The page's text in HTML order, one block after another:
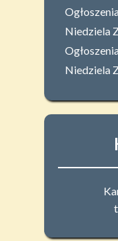
Niedziela
Niedziela